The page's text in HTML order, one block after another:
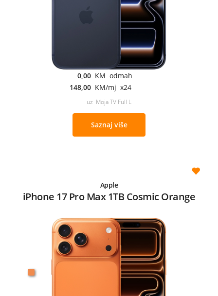
0,00 KM odmah
148,00 KM/mj x24
uz Moja TV Full L
Saznaj više
Apple
iPhone 17 Pro Max 1TB Cosmic Orange